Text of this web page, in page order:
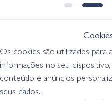
€ 33.80
Amostra Calling
Hustler Sinking
125mm Glass Belly
Shiner 23
jerkbait
Cookies
Os cookies são utilizados para
informações no seu
conteúdo e anúncios
seus dados.